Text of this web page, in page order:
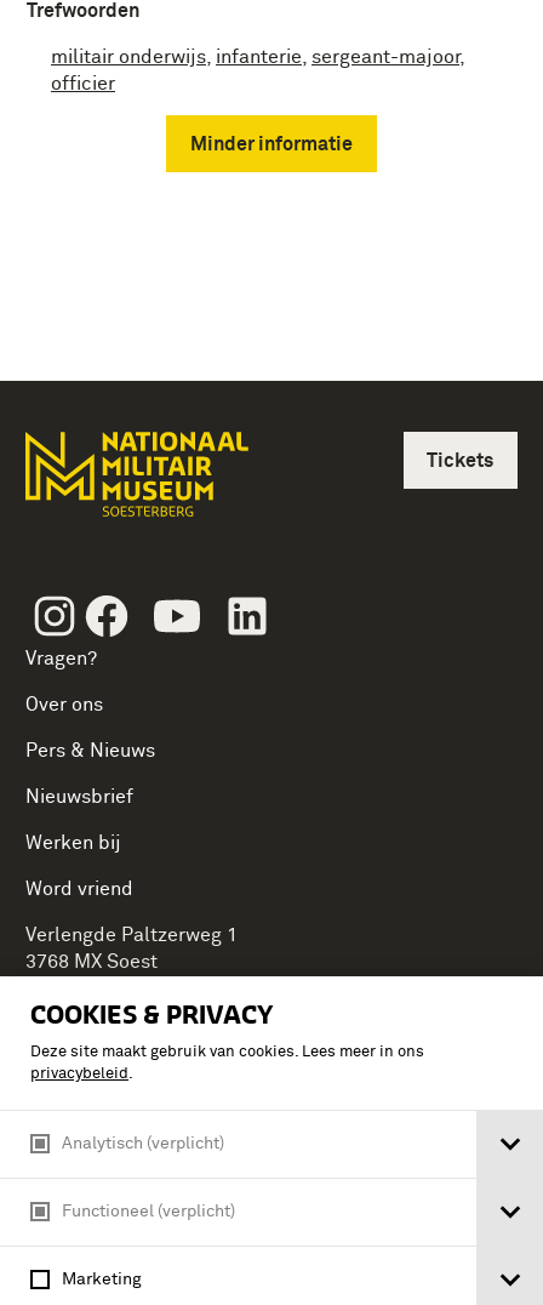
COOKIES & PRIVACY
Deze site maakt gebruik van cookies. Lees meer in ons
privacybeleid .
Analytisch (verplicht)
Functioneel (verplicht)
Marketing
Trefwoorden
militair onderwijs infanterie sergeant-majoor,
officier
Minder informatie
InstagramFacebookYoutube
Vragen?
Over ons
Pers & Nieuws
Nieuwsbrief
Werken bij
Word vriend
Tickets
Verlengde Paltzerweg 1
3768 MX Soest
Onderdeel van Stichting Koninklijke Defensiemusea,